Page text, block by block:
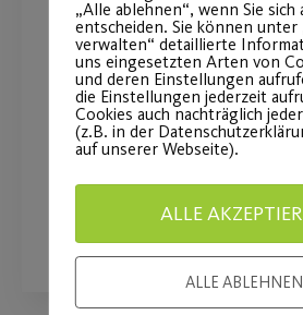
Wiederaufnahme
Outdoor-
Endlich geht es wieder
Outdoor-Sport!
WEITERLESEN
„Alle ablehnen“, wenn Sie sich
entscheiden. Sie können unter
verwalten“ detaillierte
uns eingesetzten Arten von
und deren Einstellungen
die Einstellungen jederzeit
Cookies auch nachträglich
(z.B. in der
auf unserer Webseite).
ALLE
ALLE ABLEHNEN